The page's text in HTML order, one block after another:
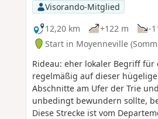
Visorando-Mitglied
12,20 km
+122 m -
Start in Moyenneville
Rideau: eher lokaler Begriff für
regelmäßig auf dieser
Abschnitte am Ufer der Trie
unbedingt bewundern sollte,
Diese Strecke ist vom